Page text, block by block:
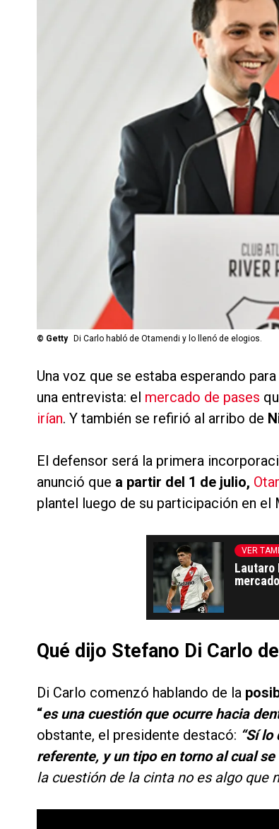
© Getty Di Carlo habló de Otamendi y lo llenó de elogios.
Una voz que se estaba esperando
una entrevista: el mercado de pases
irían. Y también se refirió al arribo de
El defensor será la primera
anunció que a partir del 1 de julio,
plantel luego de su participación en el
VER
Lautaro
Qué dijo Stefano Di Carlo
Di Carlo comenzó hablando de la
“es una cuestión que ocurre hacia
obstante, el presidente destacó: “Sí
referente, y un tipo en torno al cual
la cuestión de la cinta no es algo que